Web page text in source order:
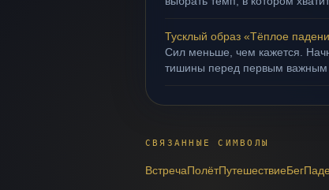
Тусклый образ «Тёплое
Сил меньше, чем кажется.
тишины перед первым важным
СВЯЗАННЫЕ СИМВОЛЫ
ВстречаПолётПутешествиеБег